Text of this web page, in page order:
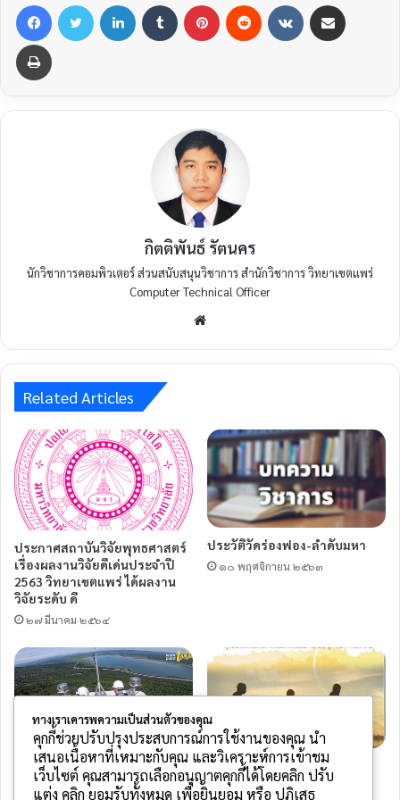
กิตติพันธ์ รัตนคร
นักวิชาการคอมพิวเตอร์ ส่วนสนับสนุนวิชาการ สำนักวิชาการ วิทยาเขตแพร่
Computer Technical Officer
Related Articles
ประกาศสถาบันวิจัยพุทธศาสตร์
เรื่องผลงานวิจัยดีเด่นประจำปี
2563 วิทยาเขตแพร่ ได้ผลงาน
วิจัยระดับ ดี
๒๗ มีนาคม ๒๕๖๔
ประวัติวัดร่องฟอง-ลำดับมหา
๑๐ พฤศจิกายน ๒๕๖๓
กฟผ. รับเด็กจบใหม่ 2,500 อัตรา
ระยะเวลา 12 เดือน ประเดิมที่
หนังสือ Proceedings มจร วข
แพร่
ทางเราเคารพความเป็นส่วนตัวของคุณ
คุกกี้ช่วยปรับปรุงประสบการณ์การใช้งานของคุณ นำ
เสนอเนื้อหาที่เหมาะกับคุณ และวิเคราะห์การเข้าชม
เว็บไซต์ คุณสามารถเลือกอนุญาตคุกกี้ได้โดยคลิก ปรับ
แต่ง คลิก ยอมรับทั้งหมด เพื่อยินยอม หรือ ปฏิเสธ